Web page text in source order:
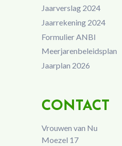
Jaarverslag 2024
Jaarrekening 2024
Formulier ANBI
Meerjarenbeleidsplan
Jaarplan 2026
CONTACT
Vrouwen van Nu
Moezel 17